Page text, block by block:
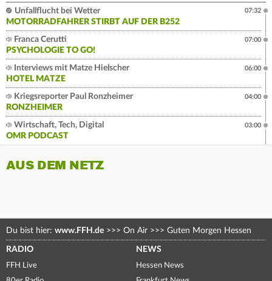
Unfallflucht bei Wetter
MOTORRADFAHRER STIRBT AUF DER B252
07:32
Franca Cerutti
PSYCHOLOGIE TO GO!
07:00
Interviews mit Matze Hielscher
HOTEL MATZE
06:00
Kriegsreporter Paul Ronzheimer
RONZHEIMER
04:00
Wirtschaft, Tech, Digital
OMR PODCAST
03:00
AUS DEM NETZ
Du bist hier: www.FFH.de >>> On Air >>> Guten Morgen Hessen
RADIO
FFH Live
NEWS
Hessen News